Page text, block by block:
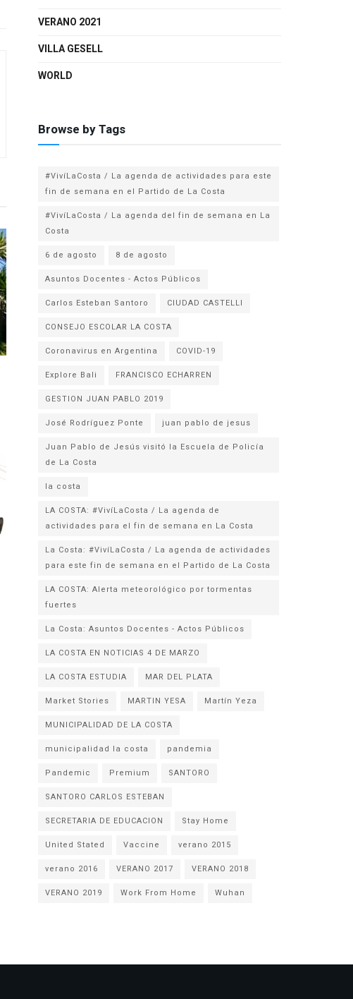
VERANO 2021
VILLA GESELL
WORLD
Browse by Tags
#VivíLaCosta / La agenda de actividades para este
fin de semana en el Partido de La Costa
#VivíLaCosta / La agenda del fin de semana en La
Costa
6 de agosto
8 de agosto
Asuntos Docentes - Actos Públicos
Carlos Esteban Santoro
CIUDAD CASTELLI
CONSEJO ESCOLAR LA COSTA
Coronavirus en Argentina
COVID-19
Explore Bali
FRANCISCO ECHARREN
GESTION JUAN PABLO 2019
José Rodríguez Ponte
juan pablo de jesus
Juan Pablo de Jesús visitó la Escuela de Policía
la costa
LA COSTA: #VivíLaCosta / La agenda de
actividades para el fin de semana en La Costa
La Costa: #VivíLaCosta / La agenda de actividades
para este fin de semana en el Partido de La Costa
LA COSTA: Alerta meteorológico por tormentas
fuertes
La Costa: Asuntos Docentes - Actos Públicos
LA COSTA EN NOTICIAS 4 DE MARZO
LA COSTA ESTUDIA
MAR DEL PLATA
Market Stories
MARTIN YESA
Martín Yeza
MUNICIPALIDAD DE LA COSTA
municipalidad la costa
pandemia
Pandemic
Premium
SANTORO
SANTORO CARLOS ESTEBAN
SECRETARIA DE EDUCACION
Stay Home
United Stated
Vaccine
verano 2015
verano 2016
VERANO 2017
VERANO 2018
VERANO 2019
Work From Home Wuhan